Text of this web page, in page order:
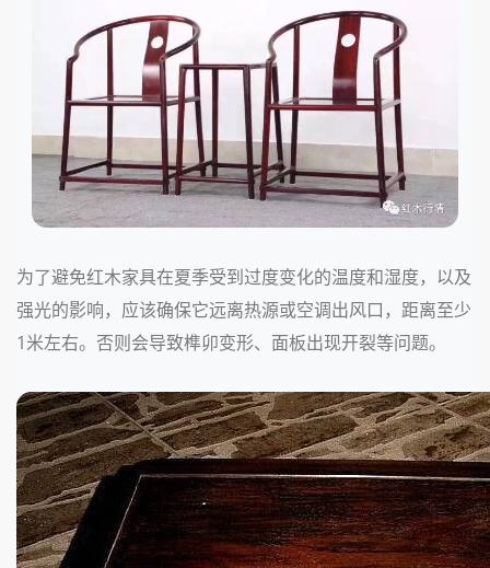
为了避免红木家具在夏季受到过度变化的温度和湿度，以及
强光的影响，应该确保它远离热源或空调出风口，距离至少
1米左右。否则会导致榫卯变形、面板出现开裂等问题。